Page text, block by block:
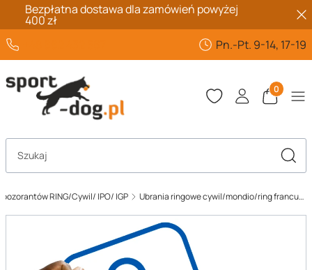
Bezpłatna dostawa dla zamówień powyżej
400 zł
Pn.-Pt. 9-14, 17-19
Produkty
Otwórz wyszukiwarkę
pozorantów RING/Cywil/ IPO/ IGP Ubrania ringowe cywil/mondio/ring francuski